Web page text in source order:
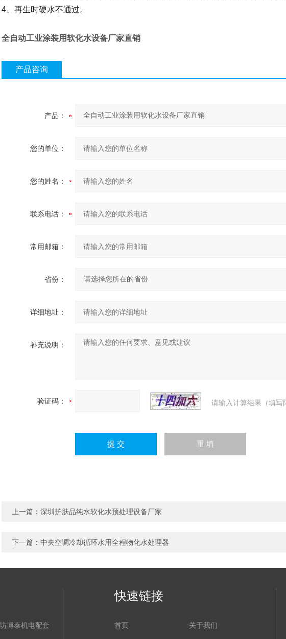
4、再生时硬水不通过。
全自动工业涂装用软化水设备厂家直销
产品咨询
产品：
您的单位：
您的姓名：
联系电话：
常用邮箱：
省份：
详细地址：
补充说明：
验证码： 请输入计算结果（填写
上一篇： 深圳护肤品纯水软化水预处理设备厂家
下一篇： 中央空调冷却循环水用全程物化水处理器
博泰机电配套
快速链接
首页 关于我们